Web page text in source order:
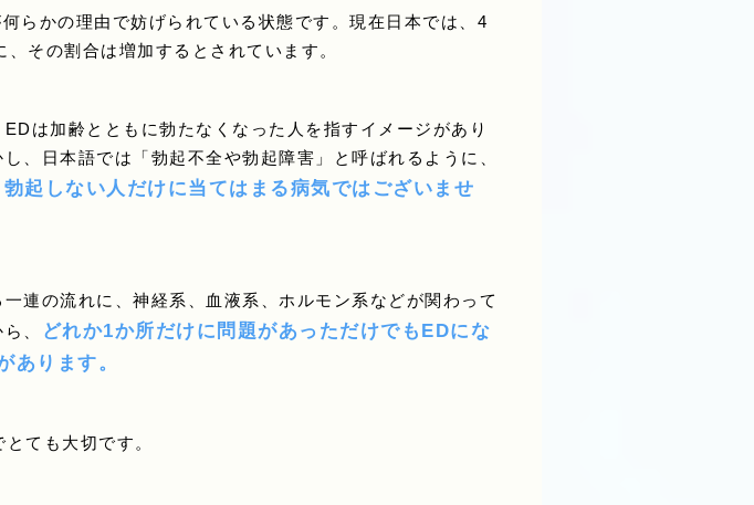
かの理由で妨げられている状態です。現在日本では、4
その割合は増加するとされています。
EDは加齢とともに勃たなくなった人を指すイメージがあり
し、日本語では「勃起不全や勃起障害」と呼ばれるように、
起しない人だけに当てはまる病気ではございませ
連の流れに、神経系、血液系、ホルモン系などが関わって
、
どれか1か所だけに問題があっただけでもEDにな
あります。
ても大切です。